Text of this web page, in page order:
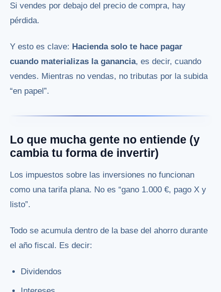
Si vendes por debajo del precio de compra, hay
pérdida.
Y esto es clave: Hacienda solo te hace pagar
cuando materializas la ganancia, es decir, cuando
vendes. Mientras no vendas, no tributas por la subida
“en papel”.
Lo que mucha gente no entiende (y
cambia tu forma de invertir)
Los impuestos sobre las inversiones no funcionan
como una tarifa plana. No es “gano 1.000 €, pago X y
listo”.
Todo se acumula dentro de la base del ahorro durante
el año fiscal. Es decir:
Dividendos